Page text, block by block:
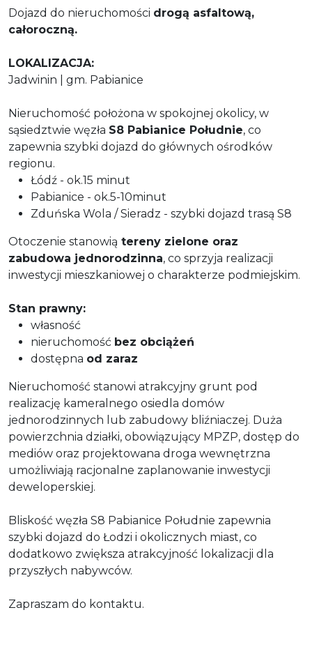
Dojazd do nieruchomości drogą asfaltową,
całoroczną.
LOKALIZACJA:
Jadwinin | gm. Pabianice
Nieruchomość położona w spokojnej okolicy, w
sąsiedztwie węzła S8 Pabianice Południe, co
zapewnia szybki dojazd do głównych ośrodków
regionu.
Łódź - ok.15 minut
Pabianice - ok.5-10minut
Zduńska Wola / Sieradz - szybki dojazd trasą S8
Otoczenie stanowią tereny zielone oraz
zabudowa jednorodzinna, co sprzyja realizacji
inwestycji mieszkaniowej o charakterze podmiejskim.
Stan prawny:
własność
nieruchomość bez obciążeń
dostępna od zaraz
Nieruchomość stanowi atrakcyjny grunt pod
realizację kameralnego osiedla domów
jednorodzinnych lub zabudowy bliźniaczej. Duża
powierzchnia działki, obowiązujący MPZP, dostęp do
mediów oraz projektowana droga wewnętrzna
umożliwiają racjonalne zaplanowanie inwestycji
deweloperskiej.
Bliskość węzła S8 Pabianice Południe zapewnia
szybki dojazd do Łodzi i okolicznych miast, co
dodatkowo zwiększa atrakcyjność lokalizacji dla
przyszłych nabywców.
Zapraszam do kontaktu.